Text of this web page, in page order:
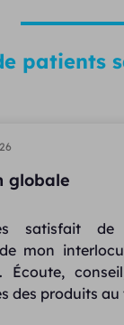
patients
globale
satisfait de
mon
Écoute,
des produits au